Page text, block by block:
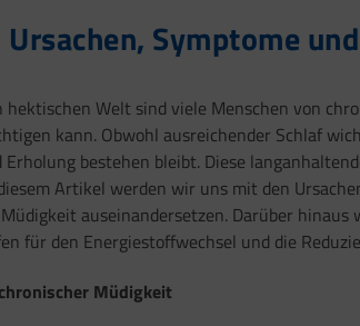
Symptome
hektischen Welt sind viele Menschen von
kann. Obwohl ausreichender Schlaf
bestehen bleibt. Diese
Artikel werden wir uns mit den
auseinandersetzen. Darüber
für den Energiestoffwechsel und die
Müdigkeit